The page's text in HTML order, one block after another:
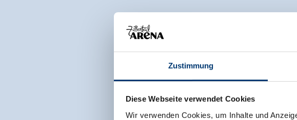
Zustimmung
Diese Webseite verwendet Cookies
Wir verwenden Cookies, um Inhalte und